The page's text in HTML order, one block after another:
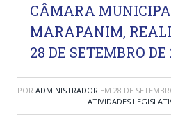
CÂMARA
MARAPANIM,
28 DE SETEMBRO DE
POR ADMINISTRADOR EM 28 DE
ATIVIDADES